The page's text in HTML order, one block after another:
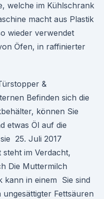
welche im Kühlschrank
macht aus Plastik
wieder verwendet
Öfen, in raffinierter
&
Befinden sich die
können Sie
etwas Öl auf die
25. Juli 2017
im Verdacht,
Die Muttermilch
kann in einem Sie sind
Fettsäuren